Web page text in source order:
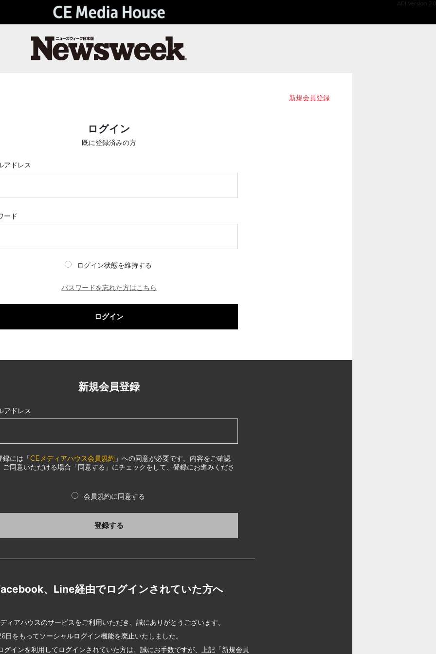
API Version 2.0
新規会員登録
ログイン
既に登録済みの方
アドレス
ード
ログイン状態を維持する
パスワードを忘れた方はこちら
ログイン
新規会員登録
アドレス
録には「CEメディアハウス会員規約 」への同意が必要です。内容をご確認
ご同意いただける場合「同意する」にチェックをして、登録にお進みくださ
会員規約に同意する
登録する
、Line経由でログインされていた方へ
ィアハウスのサービスをご利用いただき、誠にありがとうございます。
日をもってソーシャルログイン機能を廃止いたしました。
グインを利用してログインされていた方は、誠にお手数ですが、上記「新規会員